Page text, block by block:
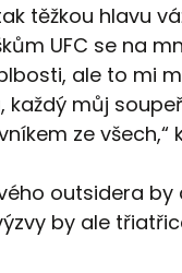
těžkou hlavu
UFC se na
ale to mi
můj
ze všech,“
outsidera
by ale